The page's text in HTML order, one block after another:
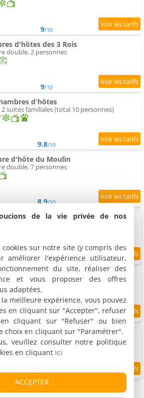
9/10
d'hôtes des 3 Rois
double, 2 personnes
9/10
d'hôtes
suites familiales (total 10 personnes)
9.8/10
d'hôte du Moulin
double, 7 personnes
8.9/10
d'hôtes Les Charmilles
9.1/10
d'hôtes Le Bleu Levant
personnes
9.6
d'hôtes La Haie à Cerf
(total 7 personnes)
9.1/10
de la vie privée de nos
sur notre site (y compris des
améliorer l'expérience utilisateur,
du site, réaliser des
et vous proposer des offres
adaptées.
meilleure expérience, vous pouvez
en cliquant sur "Accepter", refuser
cliquant sur "Refuser" ou bien
choix en cliquant sur "Paramétrer".
veuillez consulter notre politique
en cliquant ici
ACCEPTER